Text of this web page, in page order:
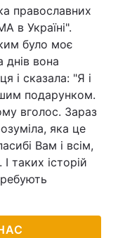
православних
в Україні".
було моє
днів вона
і сказала: "Я і
подарунком.
вголос. Зараз
яка це
Вам і всім,
таких історій